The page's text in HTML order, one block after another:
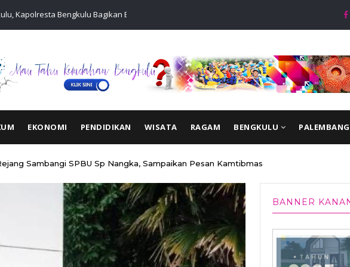
Kapolresta Bengkulu Bagikan Bendera Merah Putih di
Polisi RW Ditpolairud Polda
Waspada Cuaca Buruk
EKONOMI PENDIDIKAN WISATA RAGAM BENGKULU PALEMBANG
Sambangi SPBU Sp Nangka, Sampaikan Pesan Kamtibmas
BANNER